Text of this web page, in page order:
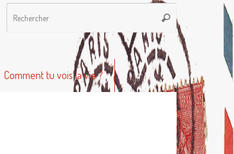
pour
Rechercher
Comment tu vois la vie ?